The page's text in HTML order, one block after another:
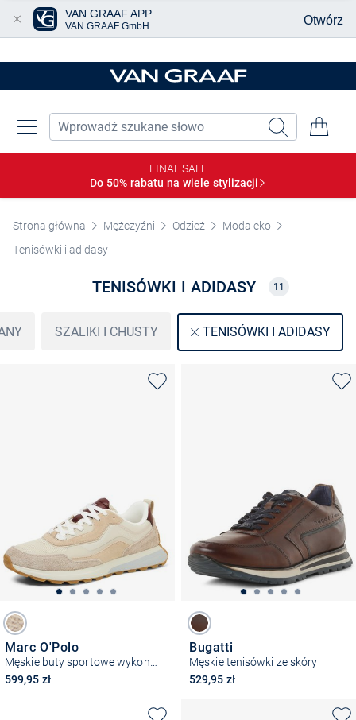
FINAL SALE
Do 50% rabatu na wiele stylizacji
Strona główna Mężczyźni Odzież
Moda eko
Tenisówki i adidasy
TENISÓWKI I ADIDASY 11
SZALIKI I CHUSTY TENISÓWKI I ADIDASY
Marc O'Polo
599,95 zł
Bugatti
Męskie tenisówki ze skóry
529,95 zł
VAN GRAAF APP
VAN GRAAF GmbH Otwórz